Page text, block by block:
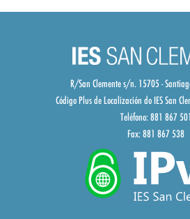
R/San Clemente s/n. 15705 -
Código Plus de Localización do IES San
Teléfono: 881 867 501
Fax: 881 867 538